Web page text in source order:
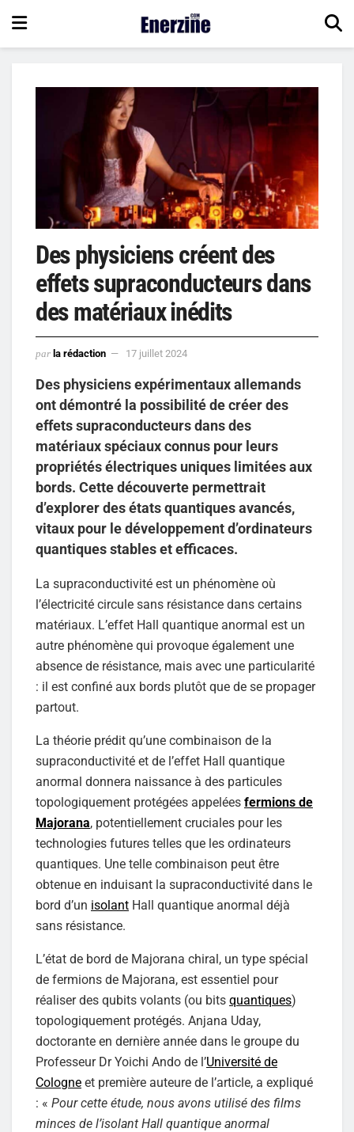
Des physiciens créent des
effets supraconducteurs dans
des matériaux inédits
par la rédaction 17 juillet 2024
Des physiciens expérimentaux allemands
ont démontré la possibilité de créer des
effets supraconducteurs dans des
matériaux spéciaux connus pour leurs
propriétés électriques uniques limitées aux
bords. Cette découverte permettrait
d’explorer des états quantiques avancés,
vitaux pour le développement d’ordinateurs
quantiques stables et efficaces.
La supraconductivité est un phénomène où
l’électricité circule sans résistance dans certains
matériaux. L’effet Hall quantique anormal est un
autre phénomène qui provoque également une
absence de résistance, mais avec une particularité
: il est confiné aux bords plutôt que de se propager
partout.
La théorie prédit qu’une combinaison de la
supraconductivité et de l’effet Hall quantique
anormal donnera naissance à des particules
topologiquement protégées appelées fermions de
Majorana, potentiellement cruciales pour les
technologies futures telles que les ordinateurs
quantiques. Une telle combinaison peut être
obtenue en induisant la supraconductivité dans le
bord d’un isolant Hall quantique anormal déjà
sans résistance.
L’état de bord de Majorana chiral, un type spécial
de fermions de Majorana, est essentiel pour
réaliser des qubits volants (ou bits quantiques)
topologiquement protégés. Anjana Uday,
doctorante en dernière année dans le groupe du
Professeur Dr Yoichi Ando de l’Université de
Cologne et première auteure de l’article, a expliqué
: « Pour cette étude, nous avons utilisé des films
minces de l’isolant Hall quantique anormal